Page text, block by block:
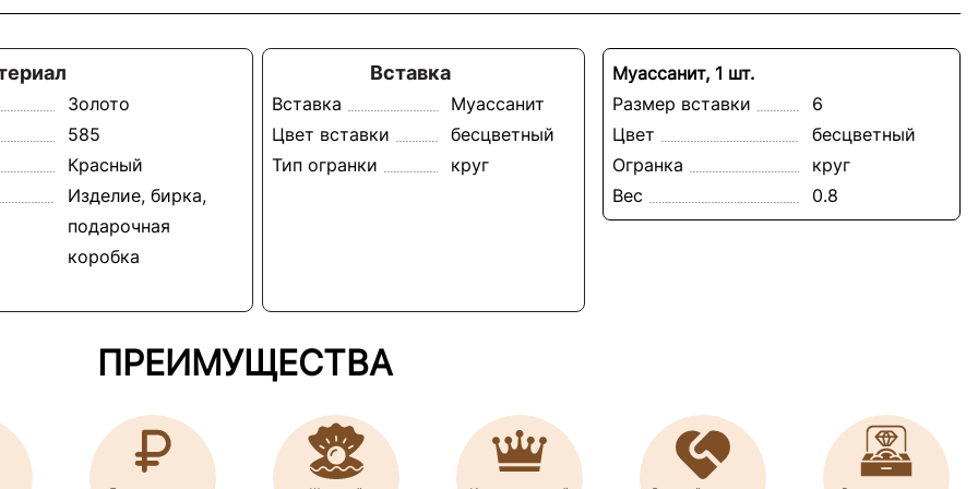
Золото
585
Красный
Изделие, бирка,
подарочная
коробка
Вставка
Вставка
Муассанит
Цвет вставки
бесцветный
Тип огранки
круг
Муассанит, 1 шт.
Размер вставки
6
Цвет
бесцветный
Огранка
круг
Вес
0.8
ПРЕИМУЩЕСТВА